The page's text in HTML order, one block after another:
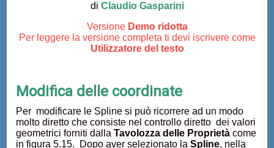
Sito dei corsi
online di
AutoCAD
di Claudio Gasparini
Versione Demo ridotta
Per leggere la versione completa ti devi iscrivere come
Utilizzatore del testo
Modifica delle coordinate
Per modificare le Spline si può ricorrere ad un modo
molto diretto che consiste nel controllo diretto dei valori
geometrici forniti dallaTavolozza delle Proprietàcome
in figura 5.15. Dopo aver selezionato laSpline, nella